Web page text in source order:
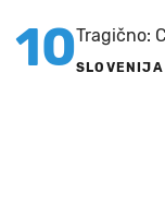
10Tragično:
SLOVENIJA